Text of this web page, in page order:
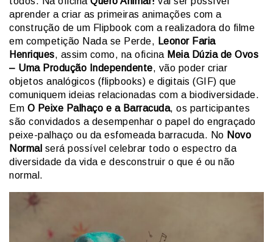
aprender a criar as primeiras animações com a
construção de um Flipbook com a realizadora do filme
em competição Nada se Perde, Leonor Faria
Henriques, assim como, na oficina Meia Dúzia de Ovos
– Uma Produção Independente, vão poder criar
objetos analógicos (flipbooks) e digitais (GIF) que
comuniquem ideias relacionadas com a biodiversidade.
Em O Peixe Palhaço e a Barracuda, os participantes
são convidados a desempenhar o papel do engraçado
peixe-palhaço ou da esfomeada barracuda. No Novo
Normal será possível celebrar todo o espectro da
diversidade da vida e desconstruir o que é ou não
normal.